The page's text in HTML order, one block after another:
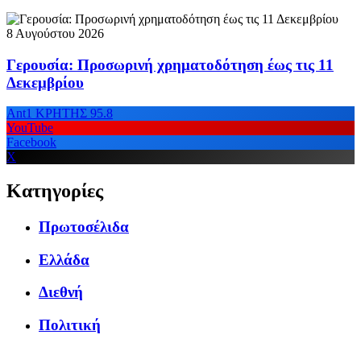
8 Αυγούστου 2026
Γερουσία: Προσωρινή χρηματοδότηση έως τις 11
Δεκεμβρίου
Ant1 ΚΡΗΤΗΣ 95.8
YouTube
Facebook
X
Κατηγορίες
Πρωτοσέλιδα
Ελλάδα
Διεθνή
Πολιτική